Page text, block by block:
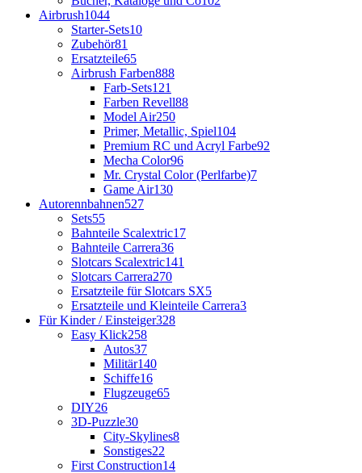
Airbrush1044
Starter-Sets10
Zubehör81
Ersatzteile65
Airbrush Farben888
Farb-Sets121
Farben Revell88
Model Air250
Primer, Metallic, Spiel104
Premium RC und Acryl Farbe92
Mecha Color96
Mr. Crystal Color (Perlfarbe)7
Game Air130
Autorennbahnen527
Sets55
Bahnteile Scalextric17
Bahnteile Carrera36
Slotcars Scalextric141
Slotcars Carrera270
Ersatzteile für Slotcars SX5
Ersatzteile und Kleinteile Carrera3
Für Kinder / Einsteiger328
Easy Klick258
Autos37
Militär140
Schiffe16
Flugzeuge65
DIY26
3D-Puzzle30
City-Skylines8
Sonstiges22
First Construction14